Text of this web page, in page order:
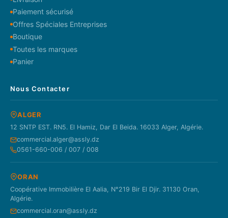
Paiement sécurisé
Offres Spéciales Entreprises
Boutique
Toutes les marques
Panier
Nous Contacter
ALGER
12 SNTP EST. RN5. El Hamiz, Dar El Beida. 16033 Alger, Algérie.
commercial.alger@assly.dz
0561-660-006 / 007 / 008
ORAN
Coopérative Immobilière El Aalia, N°219 Bir El Djir. 31130 Oran,
Algérie.
commercial.oran@assly.dz